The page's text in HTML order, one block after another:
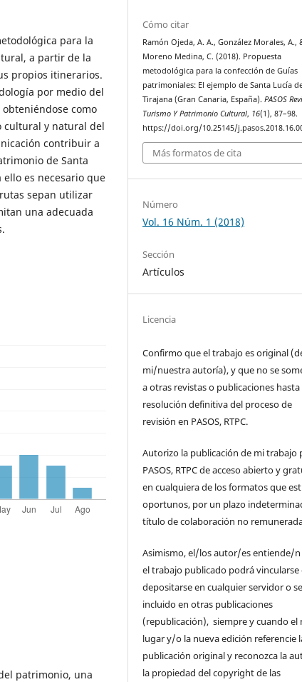
para la
a partir de la
propios itinerarios.
por medio del
como
cultural y natural del
contribuir a
de Santa
es necesario que
sepan utilizar
una adecuada
patrimonio, una
Cómo citar
Ramón Ojeda, A. A., González Morales, A.,
Moreno Medina, C. (2018). Propuesta
metodológica para la confección de Guías
patrimoniales: El ejemplo de Santa Lucía
Tirajana (Gran Canaria, España).PASOS
Turismo Y Patrimonio Cultural, 16(1), 87–98.
https://doi.org/10.25145/
Más formatos de cita
Número
Vol. 16 Núm. 1 (2018)
Sección
Artículos
Licencia
Confirmo que el trabajo es original
mi/nuestra autoría), y que no se
a otras revistas o publicaciones hasta
resolución definitiva del proceso de
revisión en PASOS, RTPC.
Autorizo la publicación de mi trabajo
PASOS, RTPC de acceso abierto y
en cualquiera de los formatos que
oportunos, por un plazo
título de colaboración no
Asimismo, el/los autor/es entiende/
el trabajo publicado podrá vincularse
depositarse en cualquier servidor o
incluido en otras publicaciones
(republicación), siempre y cuando el
lugar y/o la nueva edición referencie
publicación original y reconozca la
la propiedad del copyright de las